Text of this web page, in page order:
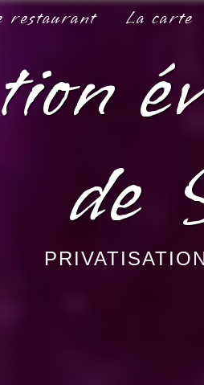
restaurant La carte
de